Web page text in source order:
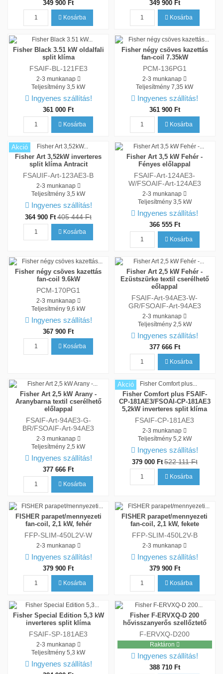
349 900 Ft
Kosárba
349 900 Ft
Kosárba
Fisher Black 3.51 kW oldalfali
split klíma
FSAIF-BL-121FE3
2-3 munkanap
Teljesítmény3,5 kW
Ingyenes szállítás!
361 000 Ft
Kosárba
Fisher négy csöves kazettás
fan-coil 7.35kW
PCM-136PG1
2-3 munkanap
Teljesítmény7,35 kW
Ingyenes szállítás!
361 900 Ft
Kosárba
Akció
Fisher Art 3,52kW inverteres
split klíma Antracit
FSAUIF-Art-123AE3-B
2-3 munkanap
Teljesítmény3,5 kW
Ingyenes szállítás!
364 900 Ft 405 444 Ft
Kosárba
Fisher Art 3,5 kW Fehér -
Fényes előlappal
FSAIF-Art-124AE3-
W/FSOAIF-Art-124AE3
2-3 munkanap
Teljesítmény 3,5 kW
Ingyenes szállítás!
366 555 Ft
Kosárba
Fisher négy csöves kazettás
fan-coil 9.6kW
PCM-170PG1
2-3 munkanap
Teljesítmény9,6 kW
Ingyenes szállítás!
367 900 Ft
Kosárba
Fisher Art 2,5 kW Fehér -
Ezüstszürke textil cserélhető
eőlappal
FSAIF-Art-94AE3-W-
GR/FSOAIF-Art-94AE3
2-3 munkanap
Teljesítmény 2,5 kW
Ingyenes szállítás!
377 666 Ft
Kosárba
Fisher Art 2,5 kW Arany -
Aranybarna textil cserélhető
előlappal
FSAIF-Art-94AE3-G-
BR/FSOAIF-Art-94AE3
2-3 munkanap
Teljesítmény2,5 kW
Ingyenes szállítás!
377 666 Ft
Kosárba
Akció
Fisher Comfort plus FSAIF-
CP-181AE3/FSOAI-CP-181AE3
5,2kW inverteres split klíma
FSAIF-CP-181AE3
2-3 munkanap
Teljesítmény 5,2 kW
Ingyenes szállítás!
379 000 Ft 522 111 Ft
Kosárba
FISHER parapet/mennyezeti
fan-coil, 2,1 kW, fehér
FFP-SLIM-450L2V-W
2-3 munkanap
Ingyenes szállítás!
379 900 Ft
Kosárba
FISHER parapet/mennyezeti
fan-coil, 2,1 kW, fekete
FFP-SLIM-450L2V-B
2-3 munkanap
Ingyenes szállítás!
379 900 Ft
Kosárba
Fisher Special Edition 5,3 kW
inverteres split klíma
FSAIF-SP-181AE3
2-3 munkanap
Teljesítmény5,3 kW
Ingyenes szállítás!
Fisher F-ERVXQ-D 200
hővisszanyerős szellőztető
F-ERVXQ-D200
Raktáron
Ingyenes szállítás!
388 710 Ft